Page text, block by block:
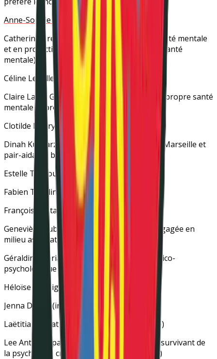
Anne-Sophie Landou
(créative)
Catherine Brettes
(coach, pair-aidante en santé mentale
et en protection de l’enfance, secouriste en santé
mentale)
Céline Letailleur
(folle douce et furieuse)
Claire Labat Garriaux
(challengeuse pour sa propre santé
mentale et proche aidante)
Clotilde Henry (survivante de la psychiatrie)
Dinah Kucharzewski
(étudiante au
à Marseille et
pair-aidante bénévole chez
ESPER PRO
Estelle Treboux
(alliée de la cause)
Fabien Turblin (animateur de GEM)
François Testa (éducateur spécialisé)
Geneviève Auboiroux
(proche aidante et engagée en
milieu associatif)
Géraldine Doriath
(infirmière en centre médico-
psychologique à Paris)
Héloïse Koenig(autrice du livre
Jenna Deguy (infirmière diplômée d’État)
Laëtitia Gaspat(survivante de la psychiatrie)
Lee Antoine
(pair-aidant en santé mentale, survivant de
la psychiatrie, créateur d’
En Tant Que Telle)